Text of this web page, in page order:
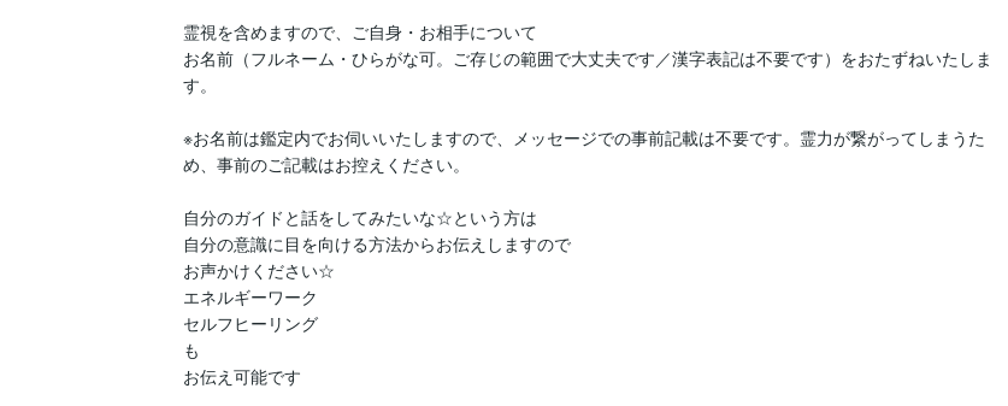
霊視を含めますので、ご自身・お相手について
お名前（フルネーム・ひらがな可。ご存じの範囲で大丈夫です／漢字表記は不要です）をおたずねいたしま
す。
※お名前は鑑定内でお伺いいたしますので、メッセージでの事前記載は不要です。霊力が繋がってしまうた
め、事前のご記載はお控えください。
自分のガイドと話をしてみたいな☆という方は
自分の意識に目を向ける方法からお伝えしますので
お声かけください☆
エネルギーワーク
セルフヒーリング
も
お伝え可能です